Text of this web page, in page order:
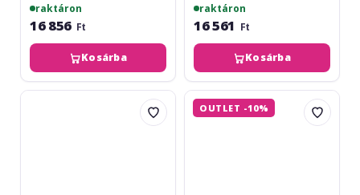
raktáron
16 856 Ft
Kosárba
raktáron
16 561 Ft
Kosárba
Monacor
Monacor
ETS-OUTLET -10%